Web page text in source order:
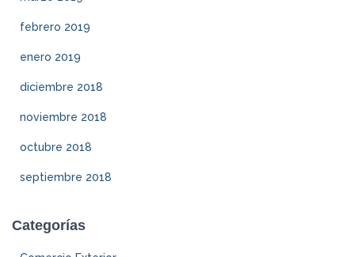
febrero 2019
enero 2019
diciembre 2018
noviembre 2018
octubre 2018
septiembre 2018
Categorías